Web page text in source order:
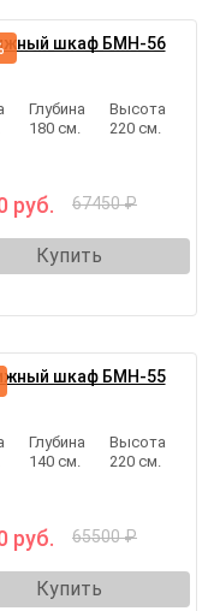
шкаф БМН-56
Глубина
180 см.
Высота
220 см.
руб. 67450 ₽
Купить
шкаф БМН-55
Глубина
140 см.
Высота
220 см.
руб. 65500 ₽
Купить